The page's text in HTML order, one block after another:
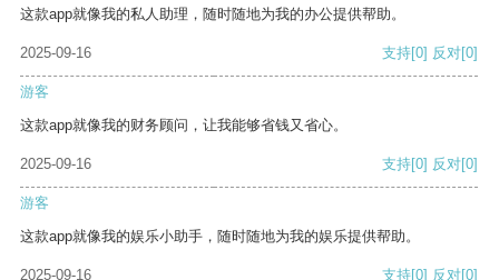
这款app就像我的私人助理，随时随地为我的办公提供帮助。
2025-09-16 支持[0] 反对[0]
游客
这款app就像我的财务顾问，让我能够省钱又省心。
2025-09-16 支持[0] 反对[0]
游客
这款app就像我的娱乐小助手，随时随地为我的娱乐提供帮助。
2025-09-16 支持[0] 反对[0]